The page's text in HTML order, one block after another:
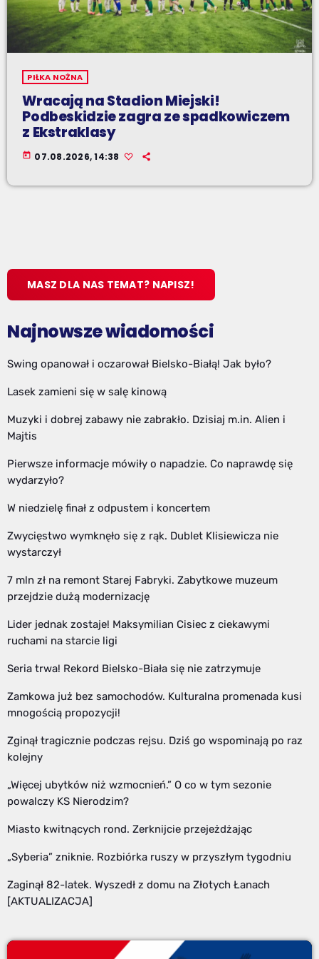
PIŁKA NOŻNA
Wracają na Stadion Miejski!
Podbeskidzie zagra ze spadkowiczem
z Ekstraklasy
today 07.08.2026, 14:38
MASZ DLA NAS TEMAT? NAPISZ!
Najnowsze wiadomości
Swing opanował i oczarował Bielsko-Białą! Jak było?
Lasek zamieni się w salę kinową
Muzyki i dobrej zabawy nie zabrakło. Dzisiaj m.in. Alien i
Majtis
Pierwsze informacje mówiły o napadzie. Co naprawdę się
wydarzyło?
W niedzielę finał z odpustem i koncertem
Zwycięstwo wymknęło się z rąk. Dublet Klisiewicza nie
wystarczył
7 mln zł na remont Starej Fabryki. Zabytkowe muzeum
przejdzie dużą modernizację
Lider jednak zostaje! Maksymilian Cisiec z ciekawymi
ruchami na starcie ligi
Seria trwa! Rekord Bielsko-Biała się nie zatrzymuje
Zamkowa już bez samochodów. Kulturalna promenada kusi
mnogością propozycji!
Zginął tragicznie podczas rejsu. Dziś go wspominają po raz
kolejny
„Więcej ubytków niż wzmocnień.” O co w tym sezonie
powalczy KS Nierodzim?
Miasto kwitnących rond. Zerknijcie przejeżdżając
„Syberia” zniknie. Rozbiórka ruszy w przyszłym tygodniu
Zaginął 82-latek. Wyszedł z domu na Złotych Łanach
[AKTUALIZACJA]